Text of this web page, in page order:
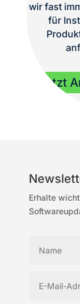
wir fast
für
Jetzt
Erhalte